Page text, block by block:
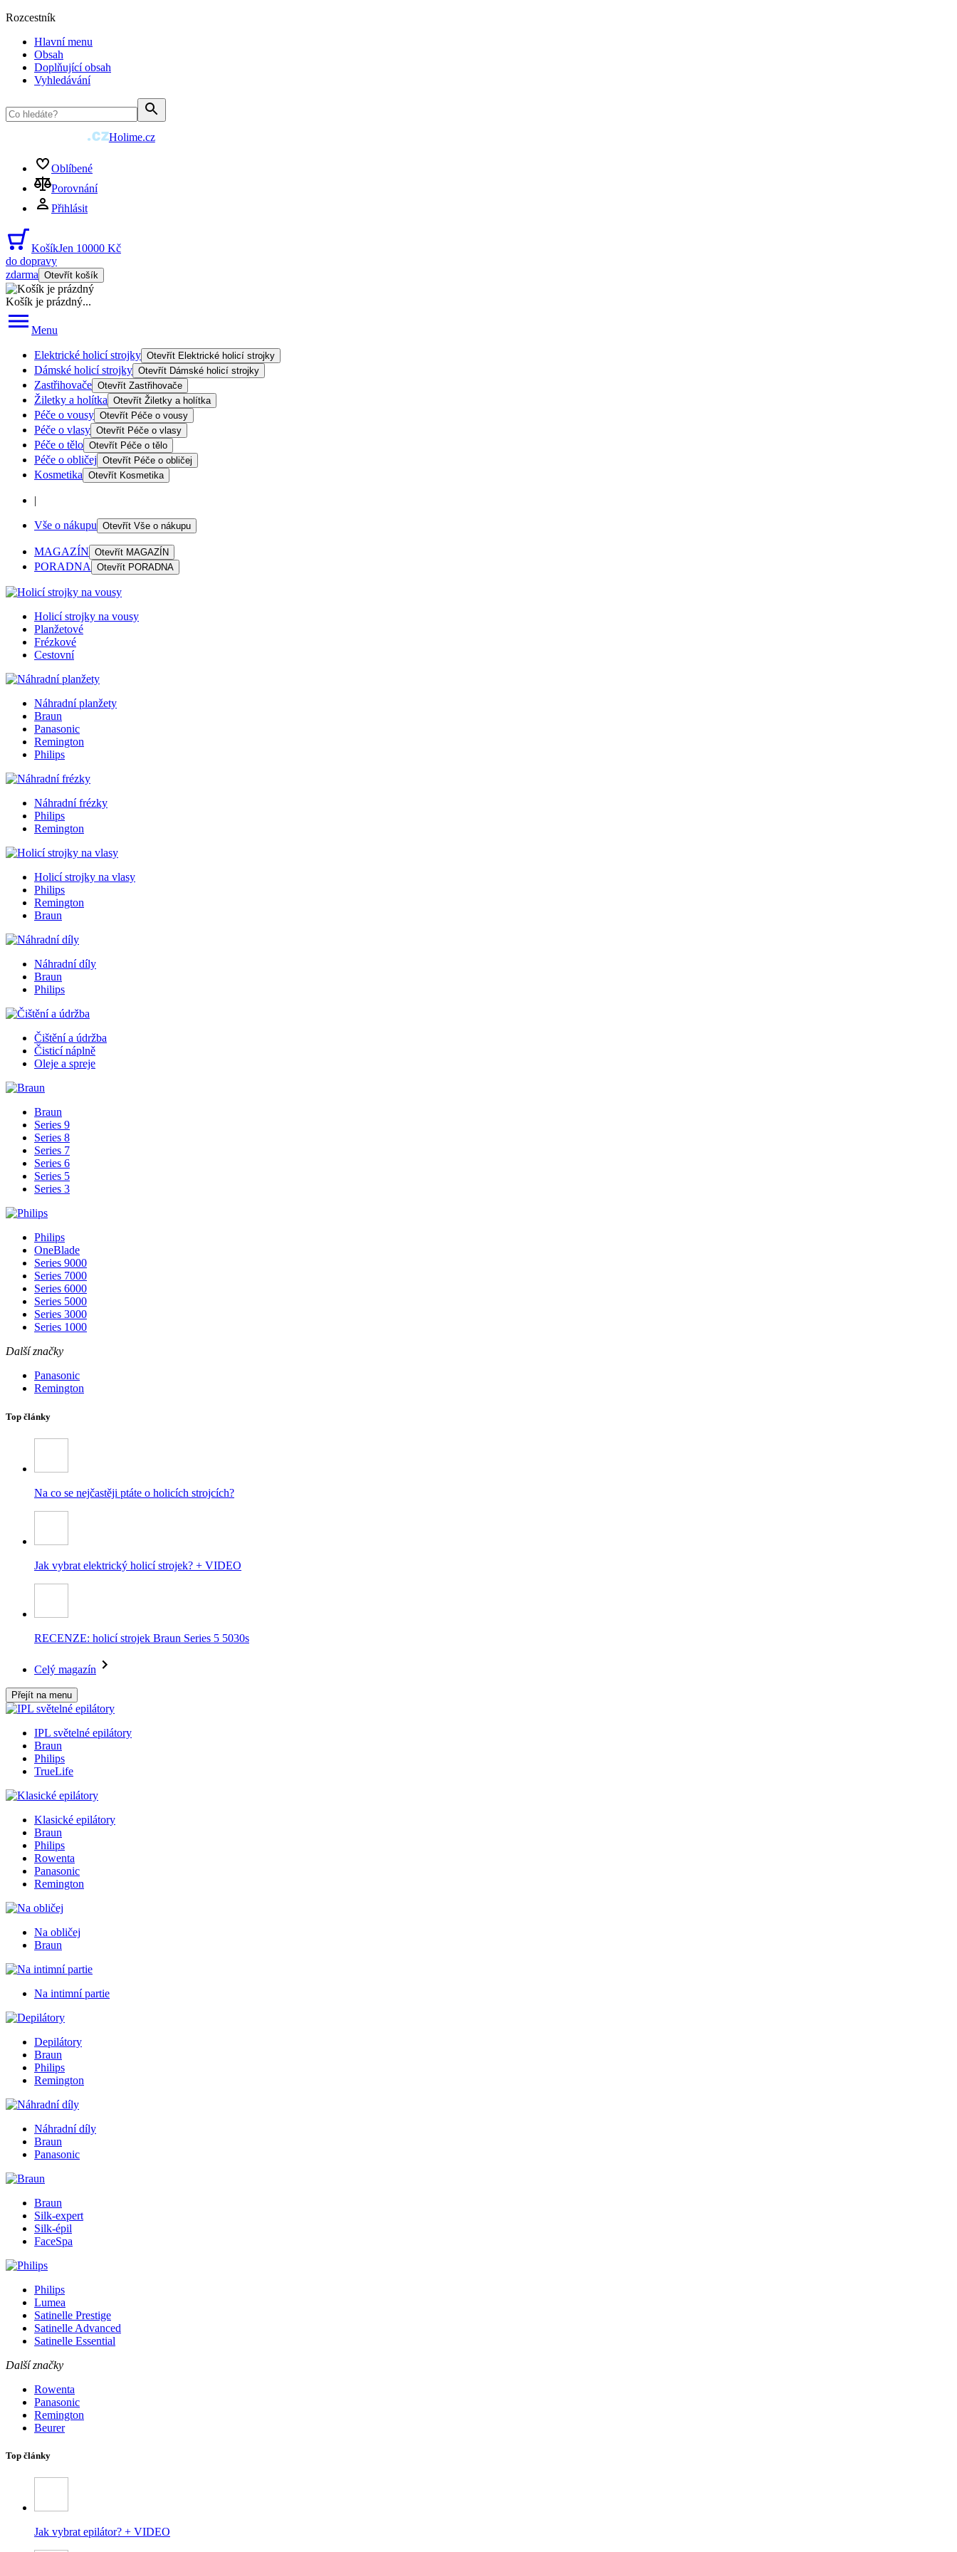
Rozcestník
Hlavní menu
Obsah
Doplňující obsah
Vyhledávání
Holime.cz
Oblíbené
Porovnání
Přihlásit
KošíkJen 10000 Kč
do dopravy
zdarma Otevřít košík
Košík je prázdný...
Menu
Elektrické holicí strojky Otevřít Elektrické holicí strojky
Dámské holicí strojky Otevřít Dámské holicí strojky
Zastřihovače Otevřít Zastřihovače
Žiletky a holítka Otevřít Žiletky a holítka
Péče o vousy Otevřít Péče o vousy
Péče o vlasy Otevřít Péče o vlasy
Péče o tělo Otevřít Péče o tělo
Péče o obličej Otevřít Péče o obličej
Kosmetika Otevřít Kosmetika
|
Vše o nákupu Otevřít Vše o nákupu
MAGAZÍN Otevřít MAGAZÍN
PORADNA Otevřít PORADNA
Holicí strojky na vousy
Planžetové
Frézkové
Cestovní
Náhradní planžety
Braun
Panasonic
Remington
Philips
Náhradní frézky
Philips
Remington
Holicí strojky na vlasy
Philips
Remington
Braun
Náhradní díly
Braun
Philips
Čištění a údržba
Čisticí náplně
Oleje a spreje
Braun
Series 9
Series 8
Series 7
Series 6
Series 5
Series 3
Philips
OneBlade
Series 9000
Series 7000
Series 6000
Series 5000
Series 3000
Series 1000
Další značky
Panasonic
Remington
Top články
Na co se nejčastěji ptáte o holicích strojcích?
Jak vybrat elektrický holicí strojek? + VIDEO
RECENZE: holicí strojek Braun Series 5 5030s
Celý magazín
Přejít na menu
IPL světelné epilátory
Braun
Philips
TrueLife
Klasické epilátory
Braun
Philips
Rowenta
Panasonic
Remington
Na obličej
Braun
Na intimní partie
Depilátory
Braun
Philips
Remington
Náhradní díly
Braun
Panasonic
Braun
Silk-expert
Silk-épil
FaceSpa
Philips
Lumea
Satinelle Prestige
Satinelle Advanced
Satinelle Essential
Další značky
Rowenta
Panasonic
Remington
Beurer
Top články
Jak vybrat epilátor? + VIDEO